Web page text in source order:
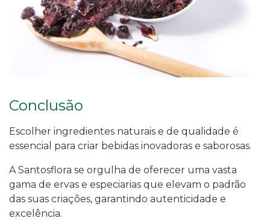
Conclusão
Escolher ingredientes naturais e de qualidade é
essencial para criar bebidas inovadoras e saborosas.
A Santosflora se orgulha de oferecer uma vasta
gama de ervas e especiarias que elevam o padrão
das suas criações, garantindo autenticidade e
excelência.